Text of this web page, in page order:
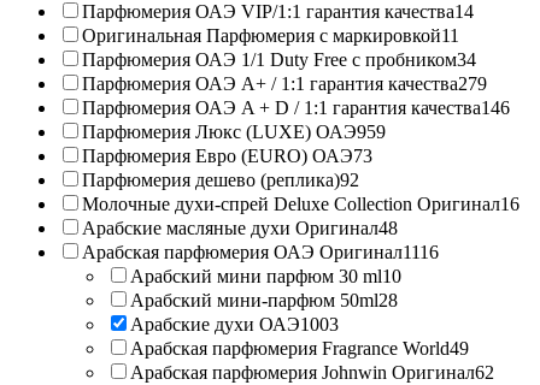
Парфюмерия ОАЭ VIP/1:1 гарантия качества14
Оригинальная Парфюмерия с маркировкой11
Парфюмерия ОАЭ 1/1 Duty Free с пробником34
Парфюмерия ОАЭ A+ / 1:1 гарантия качества279
Парфюмерия ОАЭ A + D / 1:1 гарантия качества146
Парфюмерия Люкс (LUXE) ОАЭ959
Парфюмерия Евро (EURO) ОАЭ73
Парфюмерия дешево (реплика)92
Молочные духи-спрей Deluxe Collection Оригинал16
Арабские масляные духи Оригинал48
Арабская парфюмерия ОАЭ Оригинал1116
Арабский мини парфюм 30 ml10
Арабский мини-парфюм 50ml28
Арабские духи ОАЭ1003
Арабская парфюмерия Fragrance World49
Арабская парфюмерия Johnwin Оригинал62